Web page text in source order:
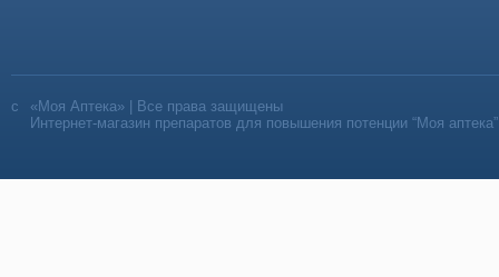
«Моя Аптека» | Все права защищены
Интернет-магазин препаратов для повышения потенции “Моя